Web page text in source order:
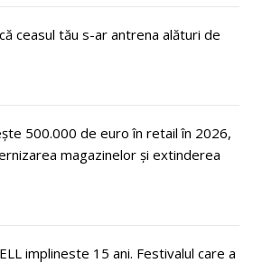
ceasul tău s-ar antrena alături de
500.000 de euro în retail în 2026,
magazinelor și extinderea
implineste 15 ani. Festivalul care a